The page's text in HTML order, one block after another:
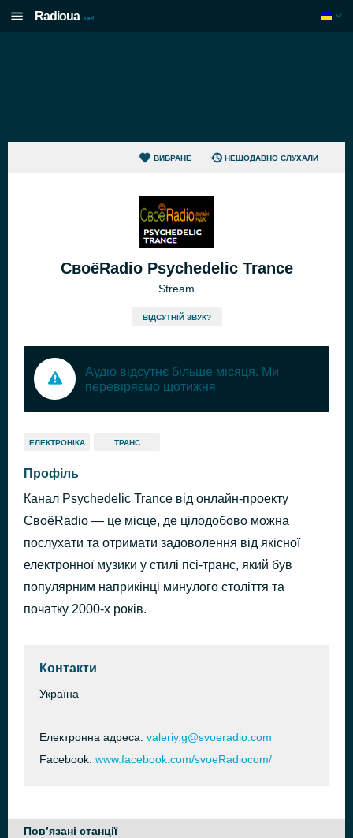
Radioua .net
ВИБРАНЕ НЕЩОДАВНО СЛУХАЛИ
СвоёRadio Psychedelic Trance
Stream
ВІДСУТНІЙ ЗВУК?
Аудіо відсутнє більше місяця. Ми
перевіряємо щотижня
ЕЛЕКТРОНІКА ТРАНС
Профіль
Канал Psychedelic Trance від онлайн-проекту
СвоёRadio — це місце, де цілодобово можна
послухати та отримати задоволення від якісної
електронної музики у стилі псі-транс, який був
популярним наприкінці минулого століття та
початку 2000-х років.
Контакти
Україна
Електронна адреса: valeriy.g@svoeradio.com
Facebook: www.facebook.com/svoeRadiocom/
Пов’язані станції